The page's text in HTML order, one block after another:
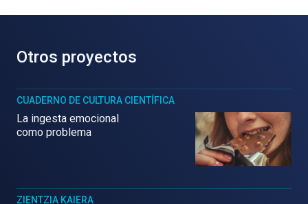
Otros proyectos
CUADERNO DE CULTURA CIENTÍFICA
La ingesta emocional
como problema
ZIENTZIA KAIERA